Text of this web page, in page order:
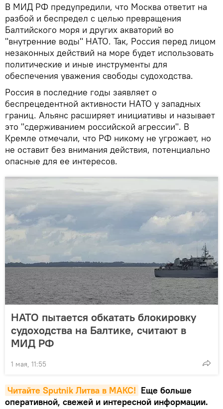
В МИД РФ предупредили, что Москва ответит на
разбой и беспредел с целью превращения
Балтийского моря и других акваторий во
"внутренние воды" НАТО. Так, Россия перед лицом
незаконных действий на море будет использовать
политические и иные инструменты для
обеспечения уважения свободы судоходства.
Россия в последние годы заявляет о
беспрецедентной активности НАТО у западных
границ. Альянс расширяет инициативы и называет
это "сдерживанием российской агрессии". В
Кремле отмечали, что РФ никому не угрожает, но
не оставит без внимания действия, потенциально
опасные для ее интересов.
НАТО пытается обкатать блокировку
судоходства на Балтике, считают в
МИД РФ
1 мая, 11:55
Читайте Sputnik Литва в MAКС! Еще больше
оперативной, свежей и интересной информации.